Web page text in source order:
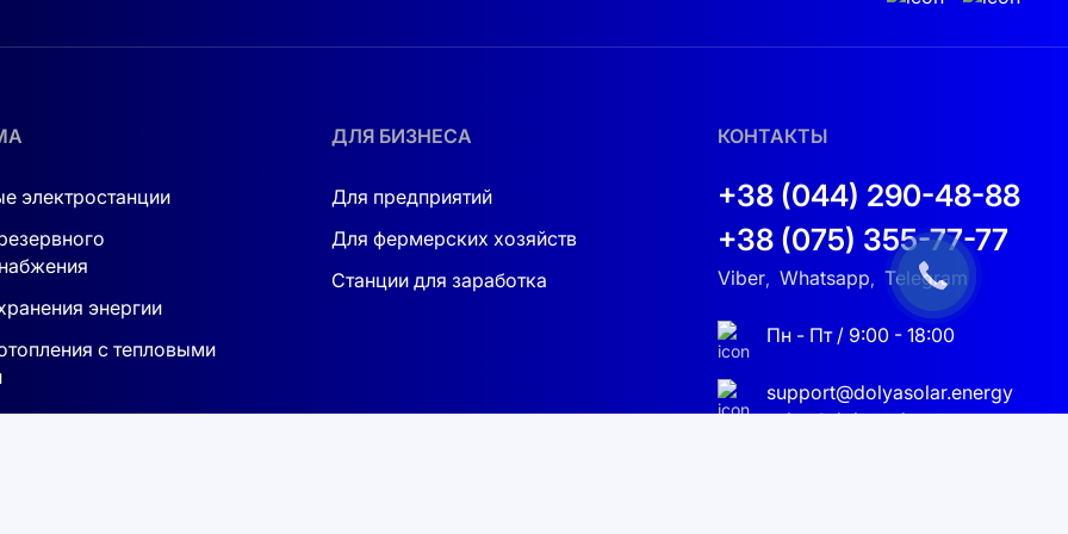
панели в Украине и зафиксируйте свои затраты на электроэнергию!
могут значительно выиграть от внедрения солнечных технологий. Вам стоит задуматься о
управлять расходами и получать стабильный доход от продажи излишков
успешных владельцев бизнеса. Станьте частью этого успешного сообщества вместе с Dolya Solar
энергосберегающих технологий даёт вам больше контроля и спокойствия. Измените свое
энергетике, и дайте вашему бизнесу ту конкурентную способность, которой ему не
электростанции
энергии
с тепловыми
зарядки
ДЛЯ БИЗНЕСА
Для предприятий
Для фермерских хозяйств
Станции для заработка
КОНТАКТЫ
+38 (044) 290-48-88
+38 (075) 355-77-77
Viber, Whatsapp, Telegram
Пн - Пт / 9:00 - 18:00
support@dolyasolar.energy
sales@dolyasolar.energy